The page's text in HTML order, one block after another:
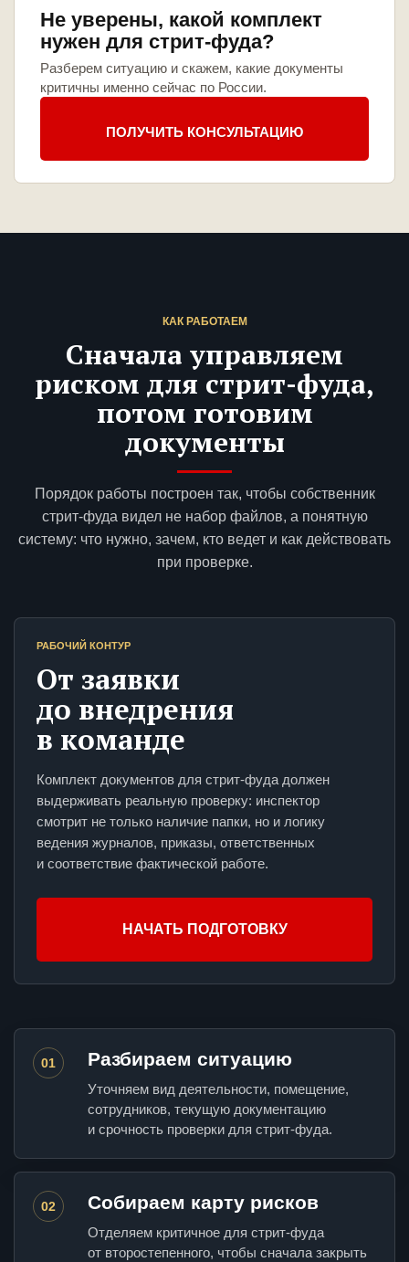
Не уверены, какой комплект
нужен для стрит-фуда?
Разберем ситуацию и скажем, какие документы
критичны именно сейчас по России.
ПОЛУЧИТЬ КОНСУЛЬТАЦИЮ
КАК РАБОТАЕМ
Сначала управляем
риском для стрит-фуда,
потом готовим
документы
Порядок работы построен так, чтобы собственник
стрит-фуда видел не набор файлов, а понятную
систему: что нужно, зачем, кто ведет и как действовать
при проверке.
РАБОЧИЙ КОНТУР
От заявки
до внедрения
в команде
Комплект документов для стрит-фуда должен
выдерживать реальную проверку: инспектор
смотрит не только наличие папки, но и логику
ведения журналов, приказы, ответственных
и соответствие фактической работе.
НАЧАТЬ ПОДГОТОВКУ
01 Разбираем ситуацию
Уточняем вид деятельности, помещение,
сотрудников, текущую документацию
и срочность проверки для стрит-фуда.
02 Собираем карту рисков
Отделяем критичное для стрит-фуда
от второстепенного, чтобы сначала закрыть